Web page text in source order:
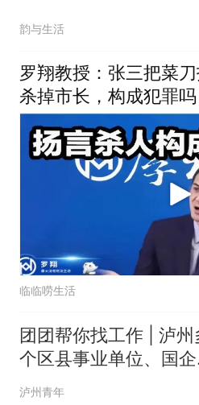
韵与生活
罗翔教授：张三把菜
杀掉市长，构成犯罪吗
临临唠生活
团团帮你找工作 | 泸州
个区县事业单位、国企
在招人，部分有编制
泸州青年